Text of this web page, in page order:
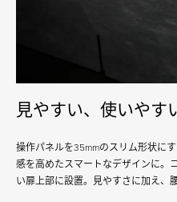
⾒やすい、使いやす
操作パネルを35mmのスリム形状に
感を⾼めたスマートなデザインに。
い扉上部に設置。⾒やすさに加え、